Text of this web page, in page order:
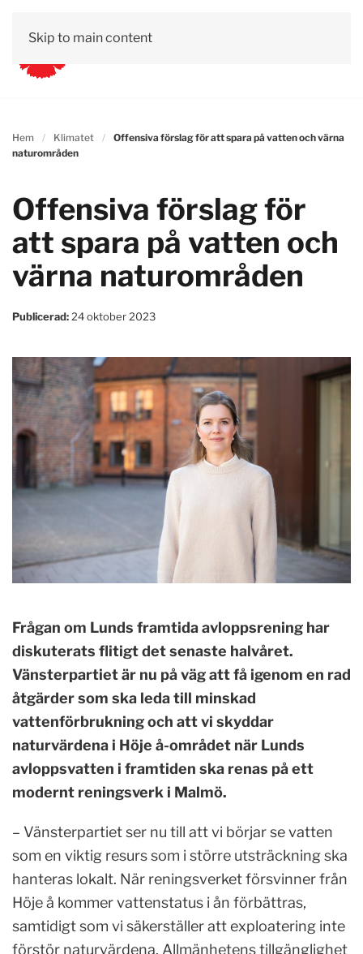
Skip to main content
Hem Klimatet
Offensiva förslag för att spara på vatten och värna
naturområden
Offensiva förslag för
att spara på vatten och
värna naturområden
Publicerad: 24 oktober 2023
Frågan om Lunds framtida avloppsrening har
diskuterats flitigt det senaste halvåret.
Vänsterpartiet är nu på väg att få igenom en rad
åtgärder som ska leda till minskad
vattenförbrukning och att vi skyddar
naturvärdena i Höje å-området när Lunds
avloppsvatten i framtiden ska renas på ett
modernt reningsverk i Malmö.
– Vänsterpartiet ser nu till att vi börjar se vatten
som en viktig resurs som i större utsträckning ska
hanteras lokalt. När reningsverket försvinner från
Höje å kommer vattenstatus i ån förbättras,
samtidigt som vi säkerställer att exploatering inte
förstör naturvärdena. Allmänhetens tillgänglighet